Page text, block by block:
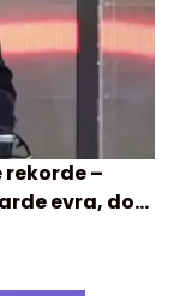
–
evra, dok